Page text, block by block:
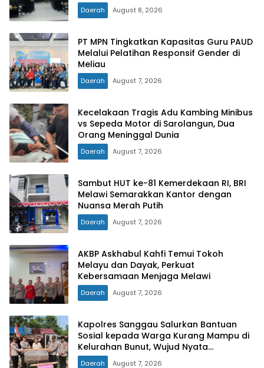
Daerah August 8, 2026
PT MPN Tingkatkan Kapasitas Guru PAUD
Melalui Pelatihan Responsif Gender di
Meliau
Daerah August 7, 2026
Kecelakaan Tragis Adu Kambing Minibus
vs Sepeda Motor di Sarolangun, Dua
Orang Meninggal Dunia
Daerah August 7, 2026
Sambut HUT ke-81 Kemerdekaan RI, BRI
Melawi Semarakkan Kantor dengan
Nuansa Merah Putih
Daerah August 7, 2026
AKBP Askhabul Kahfi Temui Tokoh
Melayu dan Dayak, Perkuat
Kebersamaan Menjaga Melawi
Daerah August 7, 2026
Kapolres Sanggau Salurkan Bantuan
Sosial kepada Warga Kurang Mampu di
Kelurahan Bunut, Wujud Nyata
Kepedulian Polri Hadir untuk Masyarakat
Daerah August 7, 2026